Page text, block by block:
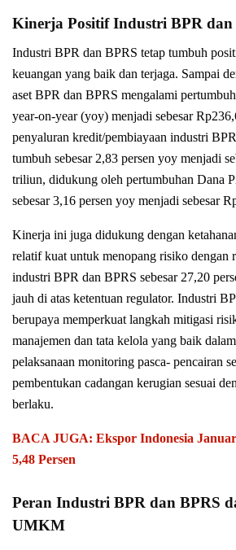
Kinerja Positif Industri BPR dan
Industri BPR dan BPRS tetap tumbuh
keuangan yang baik dan terjaga. Sampai
aset BPR dan BPRS mengalami
year-on-year (yoy) menjadi sebesar
penyaluran kredit/pembiayaan industri
tumbuh sebesar 2,83 persen yoy menjadi
triliun, didukung oleh pertumbuhan Dana
sebesar 3,16 persen yoy menjadi sebesar
Kinerja ini juga didukung dengan
relatif kuat untuk menopang risiko dengan
industri BPR dan BPRS sebesar 27,20
jauh di atas ketentuan regulator. Industri
berupaya memperkuat langkah mitigasi
manajemen dan tata kelola yang baik
pelaksanaan monitoring pasca- pencairan
pembentukan cadangan kerugian sesuai
berlaku.
BACA JUGA: Ekspor Indonesia
5,48 Persen
Peran Industri BPR dan BPRS
UMKM